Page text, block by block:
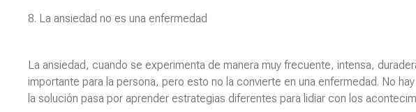
8. La ansiedad no es una enfermedad
La ansiedad, cuando se experimenta de manera muy frecuente, intensa,
importante para la persona, pero esto no la convierte en una enfermedad. No
la solución pasa por aprender estrategias diferentes para lidiar con los